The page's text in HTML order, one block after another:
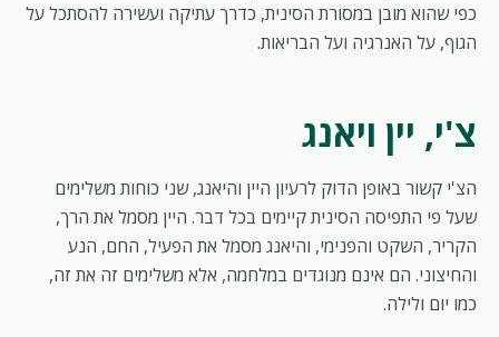
כפי שהוא מובן במסורת הסינית, כדרך עתיקה ועשירה להסתכל על
הגוף, על האנרגיה ועל הבריאות.
צ'י, יין ויאנג
הצ'י קשור באופן הדוק לרעיון היין והיאנג, שני כוחות משלימים
שעל פי התפיסה הסינית קיימים בכל דבר. היין מסמל את הרך,
הקריר, השקט והפנימי, והיאנג מסמל את הפעיל, החם, הנע
והחיצוני. הם אינם מנוגדים במלחמה, אלא משלימים זה את זה,
כמו יום ולילה.